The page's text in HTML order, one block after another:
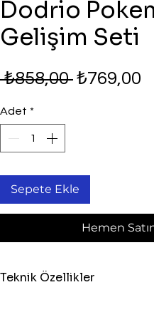
Dodrio
Gelişim Seti
₺858,00 Normal
₺769,00
Adet *
Sepete Ekle
Hemen
Teknik Özellikler